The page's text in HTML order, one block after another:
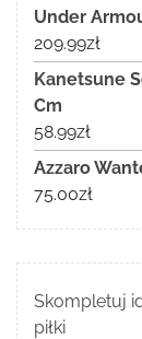
Under
209.99zł
Kanetsune
Cm
58.99zł
Azzaro
75.00zł
Skompletuj
piłki